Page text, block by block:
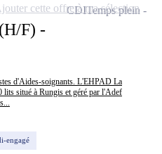
F) -
d'Aides-soignants. L'EHPAD La
lits situé à Rungis et géré par l'Adef
engagé
CDITemps plein
cette offre à ma sélection